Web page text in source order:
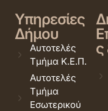
Υπηρεσίες
Δήμου
Αυτοτελές
Τμήμα Κ.Ε.Π.
Αυτοτελές
Τμήμα
Εσωτερικού